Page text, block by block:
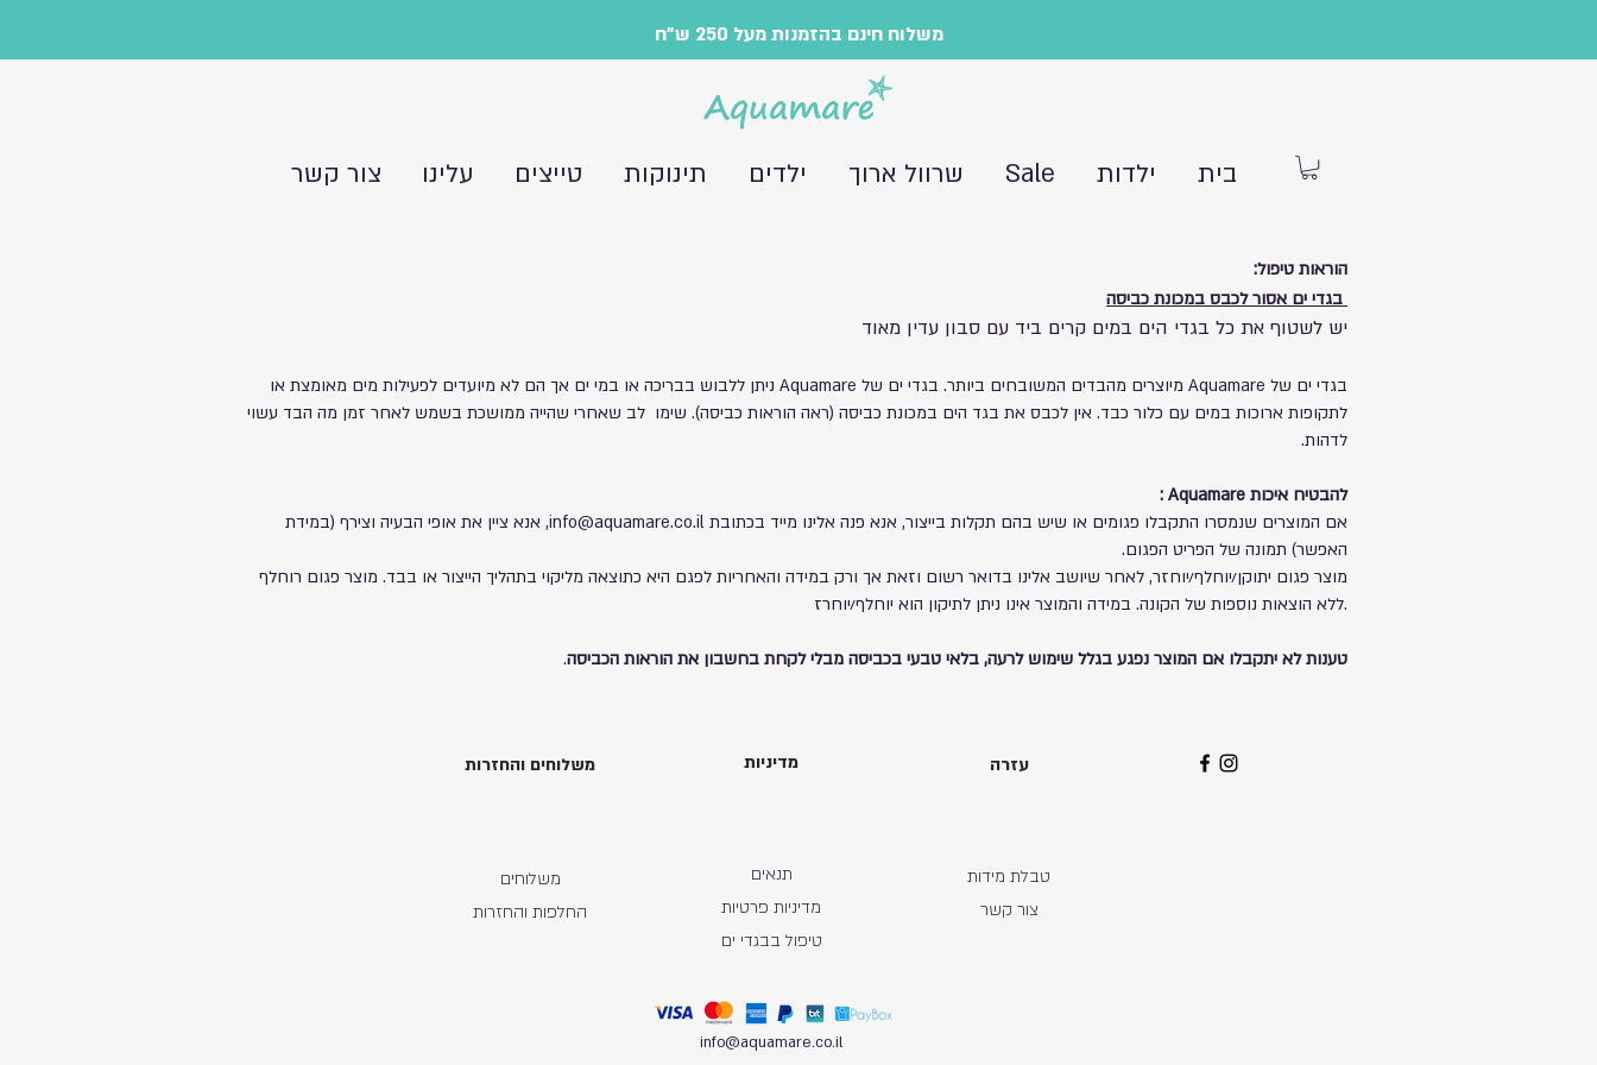
משלוח חינם בהזמנות מעל 250 ש"ח
בית ילדות Sale שרוול ארוך ילדים תינוקות טייצים עלינו צור קשר
הוראות טיפול:
יש לשטוף את כל בגדי הים במים קרים ביד עם סבון עדין מאוד
בגדי ים של Aquamare מיוצרים מהבדים המשובחים ביותר. בגדי ים של Aquamare ניתן ללבוש בבריכה או במי ים אך הם לא מיועדים לפעילות מים מאומצת או
לתקופות ארוכות במים עם כלור כבד. אין לכבס את בגד הים במכונת כביסה (ראה הוראות כביסה). שימו לב שאחרי שהייה ממושכת בשמש לאחר זמן מה הבד עשוי
לדהות.
להבטיח איכות Aquamare :
אם המוצרים שנמסרו התקבלו פגומים או שיש בהם תקלות בייצור, אנא פנה אלינו מייד בכתובת info@aquamare.co.il, אנא ציין את אופי הבעיה וצירף (במידת
האפשר) תמונה של הפריט הפגום.
מוצר פגום יתוקן/יוחלף/יוחזר, לאחר שיושב אלינו בדואר רשום וזאת אך ורק במידה והאחריות לפגם היא כתוצאה מליקוי בתהליך הייצור או בבד. מוצר פגום רוחלף
ללא הוצאות נוספות של הקונה. במידה והמוצר אינו ניתן לתיקון הוא יוחלף/יוחרז.
טענות לא יתקבלו אם המוצר נפגע בגלל שימוש לרעה, בלאי טבעי בכביסה מבלי לקחת בחשבון את הוראות הכביסה.
משלוחים והחזרות מדיניות עזרה
משלוחים
החלפות והחזרות
תנאים
מדיניות פרטיות
טיפול בבגדי ים
טבלת מידות
צור קשר
info@aquamare.co.il